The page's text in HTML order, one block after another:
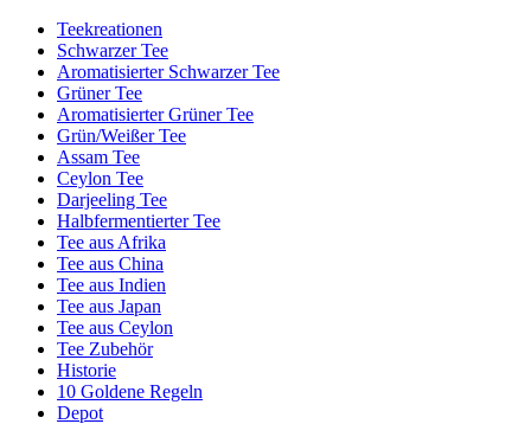
Teekreationen
Schwarzer Tee
Aromatisierter Schwarzer Tee
Grüner Tee
Aromatisierter Grüner Tee
Grün/Weißer Tee
Assam Tee
Ceylon Tee
Darjeeling Tee
Halbfermentierter Tee
Tee aus Afrika
Tee aus China
Tee aus Indien
Tee aus Japan
Tee aus Ceylon
Tee Zubehör
Historie
10 Goldene Regeln
Depot